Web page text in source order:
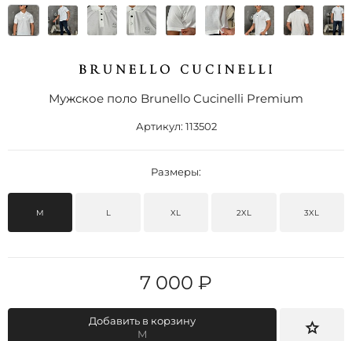
Мужское поло Brunello Cucinelli Premium
Артикул: 113502
Размеры:
M L XL 2XL 3XL
7 000 ₽
Добавить в корзину
M